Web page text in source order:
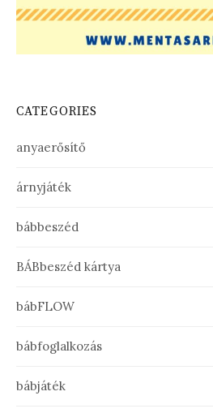
CATEGORIES
anyaerősítő
árnyjáték
bábbeszéd
BÁBbeszéd kártya
bábFLOW
bábfoglalkozás
bábjáték